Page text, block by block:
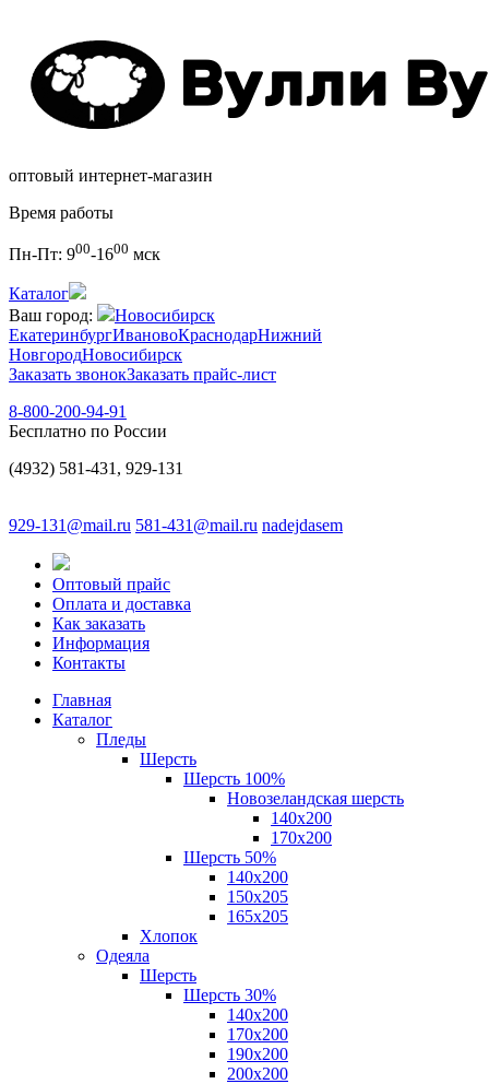
оптовый интернет-магазин
Время работы
Пн-Пт: 900-1600 мск
Каталог
Ваш город:
Новосибирск
ЕкатеринбургИвановоКраснодарНижний
НовгородНовосибирск
Заказать звонокЗаказать прайс-лист
8-800-200-94-91
Бесплатно по России
(4932) 581-431, 929-131
929-131@mail.ru 581-431@mail.ru nadejdasem
Оптовый прайс
Оплата и доставка
Как заказать
Информация
Контакты
Главная
Каталог
Пледы
Шерсть
Шерсть 100%
Новозеландская шерсть
140х200
170x200
Шерсть 50%
140x200
150х205
165х205
Хлопок
Одеяла
Шерсть
Шерсть 30%
140х200
170х200
190х200
200х200